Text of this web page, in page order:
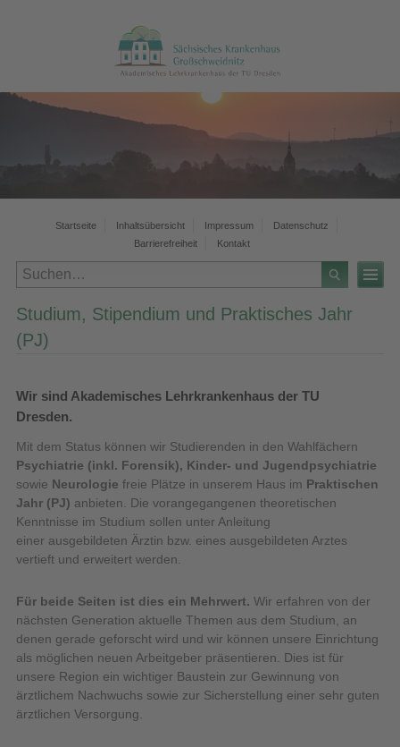
Startseite Inhaltsübersicht Impressum
Datenschutz
Barrierefreiheit
Kontakt
Studium, Stipendium und Praktisches Jahr
(PJ)
Wir sind Akademisches Lehrkrankenhaus der TU
Dresden.
Mit dem Status können wir Studierenden in den Wahlfächern
Psychiatrie (inkl. Forensik), Kinder- und Jugendpsychiatrie
sowie Neurologie freie Plätze in unserem Haus im Praktischen
Jahr (PJ) anbieten. Die vorangegangenen theoretischen
Kenntnisse im Studium sollen unter Anleitung
einer ausgebildeten Ärztin bzw. eines ausgebildeten Arztes
vertieft und erweitert werden.
Für beide Seiten ist dies ein Mehrwert. Wir erfahren von der
nächsten Generation aktuelle Themen aus dem Studium, an
denen gerade geforscht wird und wir können unsere Einrichtung
als möglichen neuen Arbeitgeber präsentieren. Dies ist für
unsere Region ein wichtiger Baustein zur Gewinnung von
ärztlichem Nachwuchs sowie zur Sicherstellung einer sehr guten
ärztlichen Versorgung.